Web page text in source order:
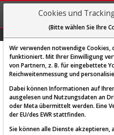
Diese
Cookies und
(Bitte wählen Sie Ihre
Wir verwenden notwendige Cookies,
funktioniert. Mit Ihrer Einwilligung
von Partnern, z. B. für eingebettete
Reichweitenmessung und
Dabei können Informationen auf
ausgelesen und Nutzungsdaten an
oder Meta übermittelt werden. Eine
der EU/des EWR stattfinden.
Sie können alle Dienste akzeptieren,